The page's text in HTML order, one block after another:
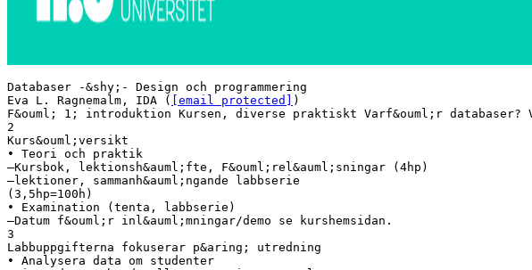
Databaser -&shy;‐ Design och programmering
Eva L. Ragnemalm, IDA (
[email protected]
)
F&ouml; 1; introduktion Kursen, diverse praktiskt Varf&ouml;r databaser?
2
Kurs&ouml;versikt
• Teori och praktik
–Kursbok, lektionsh&auml;fte, F&ouml;rel&auml;sningar (4hp)
–lektioner, sammanh&auml;ngande labbserie
(3,5hp=100h)
• Examination (tenta, labbserie)
–Datum f&ouml;r inl&auml;mningar/demo se kurshemsidan.
3
Labbuppgifterna fokuserar p&aring; utredning
• Analysera data om studenter